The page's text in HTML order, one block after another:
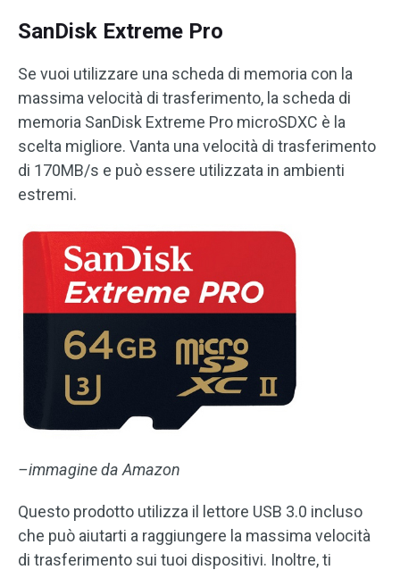
SanDisk Extreme Pro
Se vuoi utilizzare una scheda di memoria con la
massima velocità di trasferimento, la scheda di
memoria SanDisk Extreme Pro microSDXC è la
scelta migliore. Vanta una velocità di trasferimento
di 170MB/s e può essere utilizzata in ambienti
estremi.
–immagine da Amazon
Questo prodotto utilizza il lettore USB 3.0 incluso
che può aiutarti a raggiungere la massima velocità
di trasferimento sui tuoi dispositivi. Inoltre, ti